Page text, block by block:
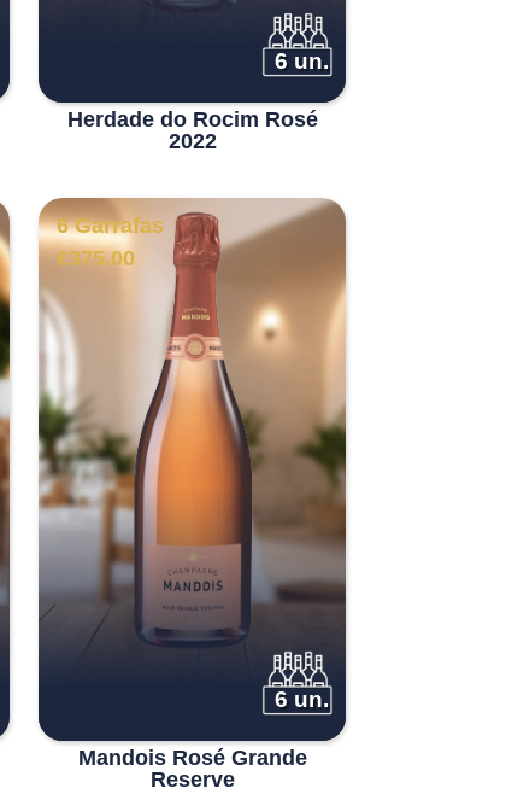
6 un.
Herdade do Rocim Rosé
2022
6 Garrafas
€375.00
6 un.
Mandois Rosé Grande
Reserve